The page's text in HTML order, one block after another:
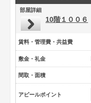
部屋詳細
10階１００６
賃料・管理費・共益費
敷金・礼金
間取・面積
アピールポイント